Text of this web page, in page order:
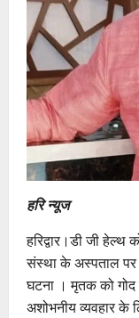
हरि न्यूज
हरिद्वार।डी जी
संस्था के अस्पताल पर
घटना । मृतक को
अशोभनीय व्यवहार के